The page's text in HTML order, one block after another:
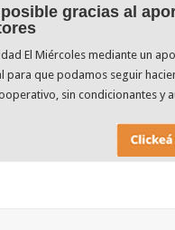
gracias al
El Miércoles mediante un
para que podamos seguir
sin condicionantes y